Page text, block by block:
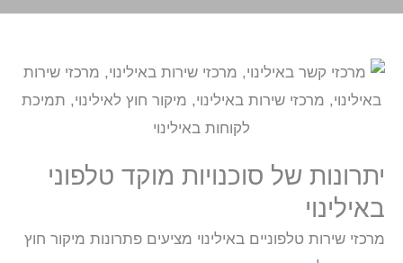
יתרונות של סוכנויות מוקד טלפוני
באילינוי
מרכזי שירות טלפוניים באילינוי מציעים פתרונות מיקור חוץ